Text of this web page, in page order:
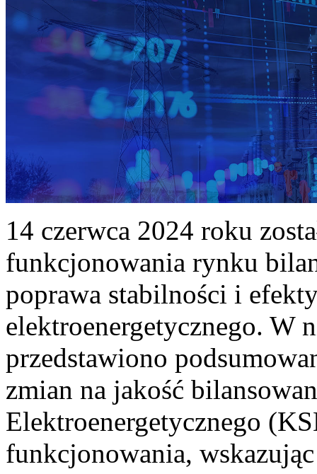
14 czerwca 2024 roku
funkcjonowania rynku
poprawa stabilności i
elektroenergetycznego. W
przedstawiono
zmian na jakość
Elektroenergetycznego
funkcjonowania,